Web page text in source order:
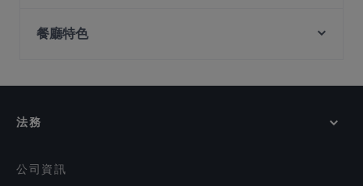
Hatsu
East Treasure Chinese Restaurant (東寶) - Toa
Sumbao Seafood 海鲜在三宝
Peranakan Museum, 新加坡
餐廳特色
在 新加坡 的 休閒餐廳
法務
公司資訊